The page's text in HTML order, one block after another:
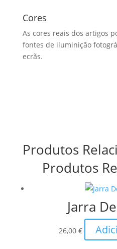
Cores
As cores reais dos artigos
fontes de iluminição
ecrãs.
Produtos
Produtos
Jarra
26,00€